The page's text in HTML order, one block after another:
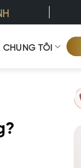
CHÚNG TÔI